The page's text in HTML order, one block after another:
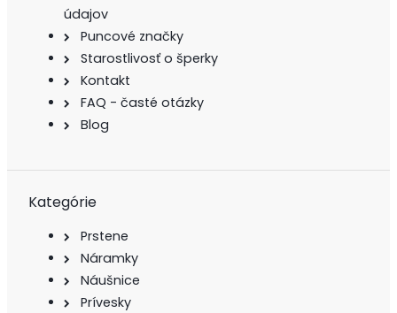
údajov
Puncové značky
Starostlivosť o šperky
Kontakt
FAQ - časté otázky
Blog
Kategórie
Prstene
Náramky
Náušnice
Prívesky